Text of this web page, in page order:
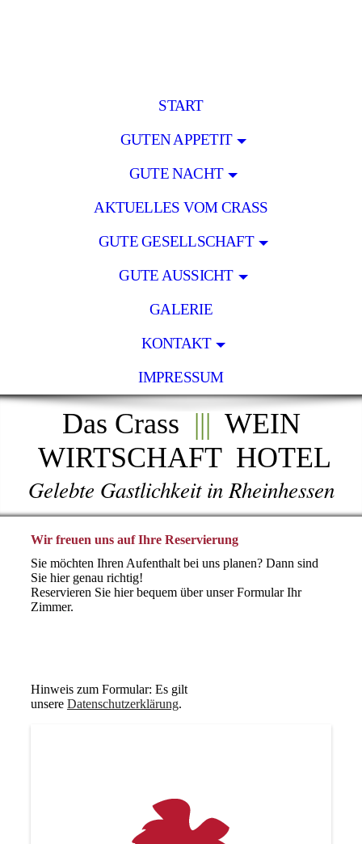
START
GUTEN APPETIT
GUTE NACHT
AKTUELLES VOM CRASS
GUTE GESELLSCHAFT
GUTE AUSSICHT
GALERIE
KONTAKT
IMPRESSUM
Das Crass ||| WEIN
WIRTSCHAFT HOTEL
Gelebte Gastlichkeit in Rheinhessen
Wir freuen uns auf Ihre Reservierung
Sie möchten Ihren Aufenthalt bei uns planen? Dann sind
Sie hier genau richtig!
Reservieren Sie hier bequem über unser Formular Ihr
Zimmer.
Hinweis zum Formular: Es gilt
unsere Datenschutzerklärung.